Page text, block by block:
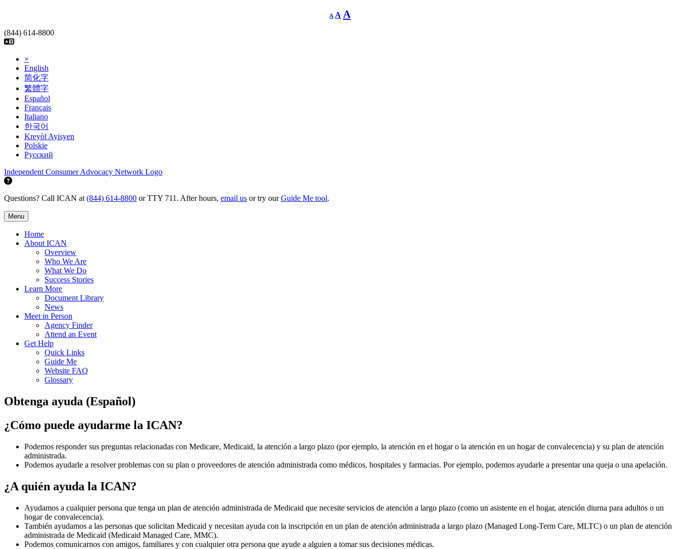
content
A
Decrease
font
A Reset
font
A
(844) 614-8800
×
English
简化字
繁體字
Español
Français
Italiano
한국어
Kreyòl Ayisyen
Polskie
Русский
Independent Consumer Advocacy Network Logo
Questions? Call ICAN at (844) 614-8800 or TTY 711. After hours, email us or try ourGuide Me tool.
Menu
Home
About ICAN
Overview
Who We Are
What We Do
Success Stories
Learn More
Document Library
News
Meet in Person
Agency Finder
Attend an Event
Get Help
Quick Links
Guide Me
Website FAQ
Glossary
Obtenga ayuda (Español)
¿Cómo puede ayudarme la ICAN?
Podemos responder sus preguntas relacionadas con Medicare, Medicaid, la atención a largo plazo (por ejemplo, la atención en el hogar o la atención en un hogar de convalecencia) y su plan de atención
administrada.
Podemos ayudarle a resolver problemas con su plan o proveedores de atención administrada como médicos, hospitales y farmacias. Por ejemplo, podemos ayudarle a presentar una queja o una apelación.
¿A quién ayuda la ICAN?
Ayudamos a cualquier persona que tenga un plan de atención administrada de Medicaid que necesite servicios de atención a largo plazo (como un asistente en el hogar, atención diurna para adultos o un
hogar de convalecencia).
También ayudamos a las personas que solicitan Medicaid y necesitan ayuda con la inscripción en un plan de atención administrada a largo plazo (Managed Long-Term Care, MLTC) o un plan de atención
administrada de Medicaid (Medicaid Managed Care, MMC).
Podemos comunicarnos con amigos, familiares y con cualquier otra persona que ayude a alguien a tomar sus decisiones médicas.